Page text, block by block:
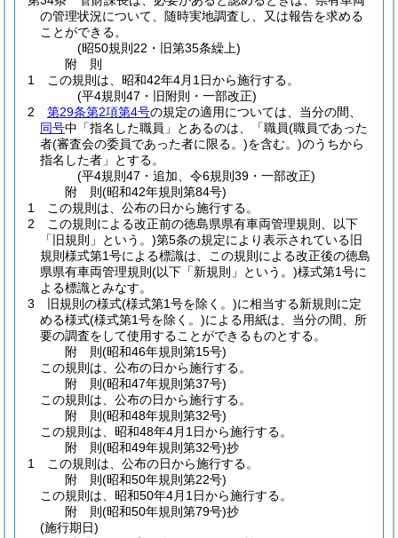
の管理状況について、随時実地調査し、又は報告を求める
ことができる。
(昭50規則22・旧第35条繰上)
附 則
1
この規則は、昭和42年4月1日から施行する。
(平4規則47・旧附則・一部改正)
2
第29条第2項第4号の規定の適用については、当分の間、
同号中「指名した職員」とあるのは、「職員(職員であった
者(審査会の委員であった者に限る。)を含む。)のうちから
指名した者」とする。
(平4規則47・追加、令6規則39・一部改正)
附 則(昭和42年規則第84号)
1
この規則は、公布の日から施行する。
2
この規則による改正前の徳島県県有車両管理規則、以下
「旧規則」という。 )第5条の規定により表示されている旧
規則様式第1号による標識は、この規則による改正後の徳島
県県有車両管理規則 (以下「新規則」という。)様式第1号に
よる標識とみなす。
3
旧規則の様式(様式第1号を除く。)に相当する新規則に定
める様式(様式第1号を除く。)による用紙は、当分の間、所
要の調査をして使用することができるものとする。
附 則(昭和46年規則第15号)
この規則は、公布の日から施行する。
附 則(昭和47年規則第37号)
この規則は、公布の日から施行する。
附 則(昭和48年規則第32号)
この規則は、昭和48年4月1日から施行する。
附 則(昭和49年規則第32号)抄
1
この規則は、公布の日から施行する。
附 則(昭和50年規則第22号)
この規則は、昭和50年4月1日から施行する。
附 則(昭和50年規則第79号)抄
(施行期日)